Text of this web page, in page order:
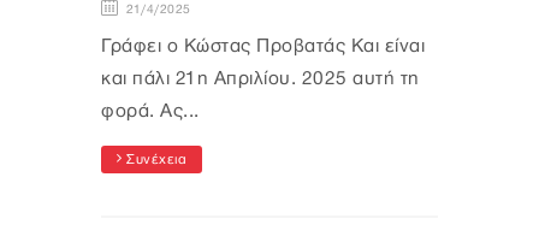
21/4/2025
Γράφει ο Κώστας Προβατάς Και είναι
και πάλι 21η Απριλίου. 2025 αυτή τη
φορά. Ας...
Συνέχεια